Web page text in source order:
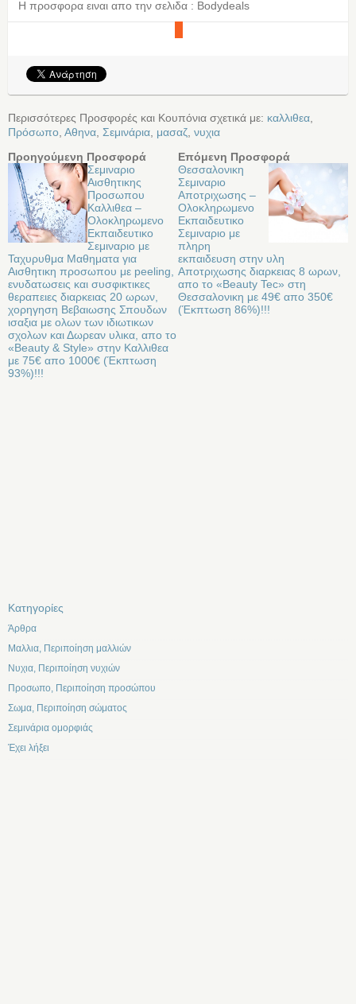
Η προσφορα ειναι απο την σελιδα : Bodydeals
Περισσότερες Προσφορές και Κουπόνια σχετικά με: καλλιθεα
Πρόσωπο Αθηνα Σεμινάρια μασαζ νυχια
Προηγούμενη Προσφορά
Σεμιναριο
Αισθητικης
Προσωπου
Καλλιθεα –
Oλοκληρωμενο
Eκπαιδευτικο
Σεμιναριο με
Ταχυρυθμα Μαθηματα για
Αισθητικη προσωπου με peeling,
ενυδατωσεις και συσφικτικες
θεραπειες διαρκειας 20 ωρων,
χορηγηση Βεβαιωσης Σπουδων
ισαξια με ολων των ιδιωτικων
σχολων και Δωρεαν υλικα, απο το
«Beauty & Style» στην Καλλιθεα
με 75€ απο 1000€ (Έκπτωση
93%)!!!
Επόμενη Προσφορά
Θεσσαλονικη
Σεμιναριο
Αποτριχωσης –
Oλοκληρωμενο
Eκπαιδευτικο
Σεμιναριο με
πληρη
εκπαιδευση στην υλη
Αποτριχωσης διαρκειας 8 ωρων,
απο το «Beauty Tec» στη
Θεσσαλονικη με 49€ απο 350€
(Έκπτωση 86%)!!!
Kατηγορίες
Άρθρα
Μαλλια, Περιποίηση μαλλιών
Νυχια, Περιποίηση νυχιών
Προσωπο, Περιποίηση προσώπου
Σωμα, Περιποίηση σώματος
Σεμινάρια ομορφιάς
Έχει λήξει